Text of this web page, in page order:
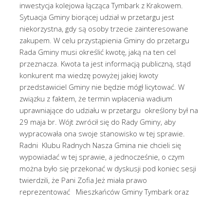
inwestycja kolejowa łącząca Tymbark z Krakowem.
Sytuacja Gminy biorącej udział w przetargu jest
niekorzystna, gdy są osoby trzecie zainteresowane
zakupem. W celu przystąpienia Gminy do przetargu
Rada Gminy musi określić kwotę, jaką na ten cel
przeznacza. Kwota ta jest informacją publiczną, stąd
konkurent ma wiedzę powyżej jakiej kwoty
przedstawiciel Gminy nie będzie mógł licytować. W
związku z faktem, że termin wpłacenia wadium
uprawniające do udziału w przetargu określony był na
29 maja br. Wójt zwrócił się do Rady Gminy, aby
wypracowała ona swoje stanowisko w tej sprawie.
Radni Klubu Radnych Nasza Gmina nie chcieli się
wypowiadać w tej sprawie, a jednocześnie, o czym
można było się przekonać w dyskusji pod koniec sesji
twierdzili, że Pani Zofia Jeż miała prawo
reprezentować Mieszkańców Gminy Tymbark oraz